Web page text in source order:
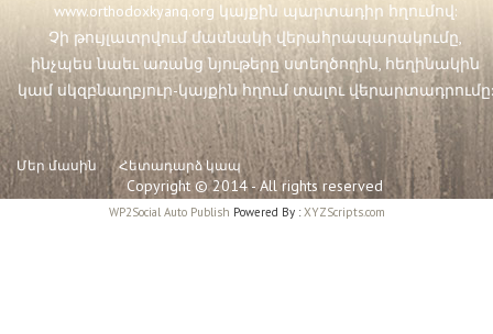
www.orthodoxkyanq.org կայքին պարտադիր հղումով:
Չի թույլատրվում մասնակի վերահրապարակումը,
ինչպես նաեւ առանց նյութերը ստեղծողին, հեղինակին
կամ սկզբնաղբյուր-կայքին հղում տալու վերարտադրումը:
Մեր մասին Հետադարձ կապ
Copyright © 2014 - All rights reserved
WP2Social Auto Publish Powered By :XYZScripts.com